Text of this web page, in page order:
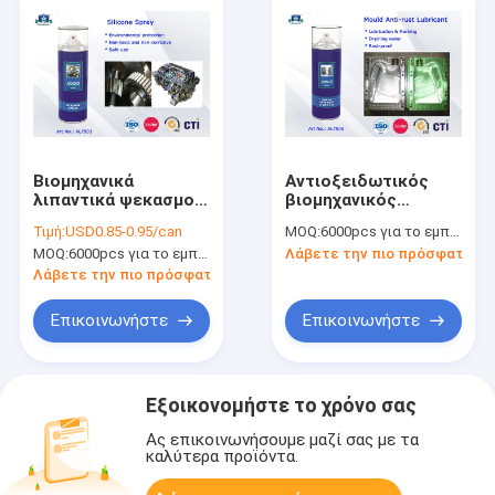
Βιομηχανικά
λιπαντικά ψεκασμού
σιλικόνης με την
ισχυρές πίεση και
την ένδυση-
Τιμή:USD0.85-0.95/can
MOQ:6000pcs για το εμπορικό σήμα Aristo, 15000pcs για το εμπορικό σήμα πελατών
Λάβετε την πιο πρόσφατη τιμή
Επικοινωνήστε
Αντιοξειδωτικός
βιομηχανικός
λιπαντικών φορμών
με το χαρακτηρισμό
νερού
MOQ:6000pcs για το εμπορικό σήμα Aristo, 15000pcs για το εμπορικό σήμα πελατών
Λάβετε την πιο πρόσφατη
Επικοινωνήστε
Εξοικονομήστε το χρόνο σας
Ας επικοινωνήσουμε μαζί σας με τα
καλύτερα προϊόντα.